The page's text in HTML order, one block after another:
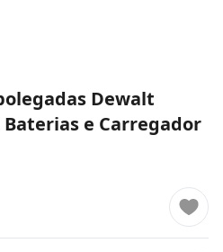
Dewalt
Baterias e Carregador